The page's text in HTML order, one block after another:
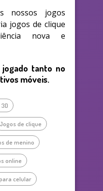
nossos jogos
jogos de clique
nova e
tanto no
móveis.
Jogos de clique
de menino
online
celular